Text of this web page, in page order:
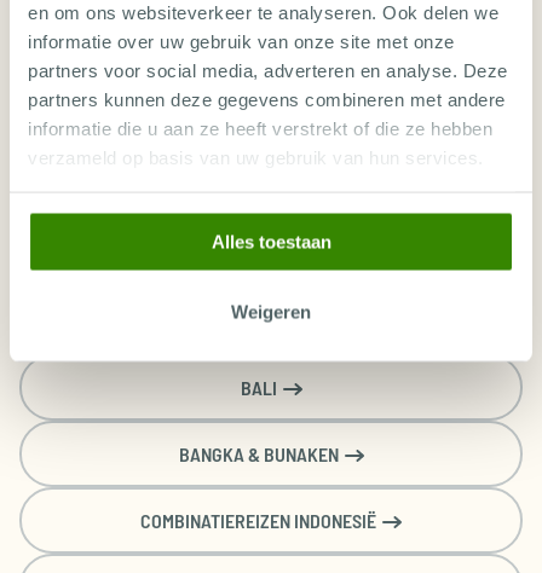
en om ons websiteverkeer te analyseren. Ook delen we
informatie over uw gebruik van onze site met onze
partners voor social media, adverteren en analyse. Deze
partners kunnen deze gegevens combineren met andere
informatie die u aan ze heeft verstrekt of die ze hebben
verzameld op basis van uw gebruik van hun services.
Alles toestaan
Weigeren
Amsterdam (AMS)
€
4584
€
4613
€
4451
€
4494
€
Kaimana Bungalow
Inclusief ongelimiteerde duiken
Kamer voor 3 personen
Volpension
€
€
€
4202
Kaimana Bungalow
Inclusief ongelimiteerde duiken
Kamer voor 4 personen
€
4408
€
4317
€
4173
4173
4167
Oct
Nov
Nov
Nov
Nov
Duikpakket (inbegrepen)
Papua Diving Sorido Bay
× × × × ×
INDONESIË: ONTDEK ALLE DUIKVAKANTIES
ALOR
BALI
BANGKA & BUNAKEN
COMBINATIEREIZEN INDONESIË